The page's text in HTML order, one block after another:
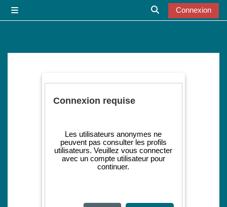
Activer/désactiver
Connexion
Connexion requise
Les utilisateurs anonymes ne
peuvent pas consulter les profils
utilisateurs. Veuillez vous connecter
avec un compte utilisateur pour
continuer.